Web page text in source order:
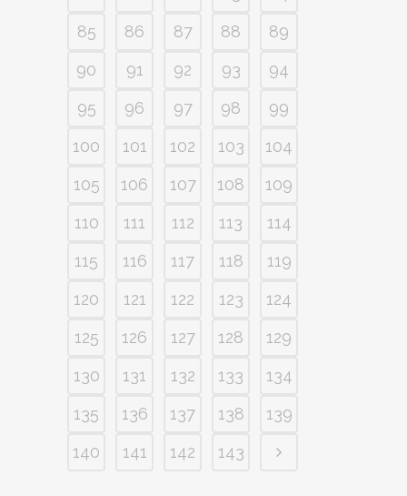
85
86 87 88
89
90
91 92 93
94
95
96 97 98
99
100
101 102 103
104
105
106 107 108
109
110
111 112 113
114
115
116 117 118
119
120
121 122 123
124
125
126 127 128
129
130
131 132 133
134
135
136 137 138
139
140
141 142 143